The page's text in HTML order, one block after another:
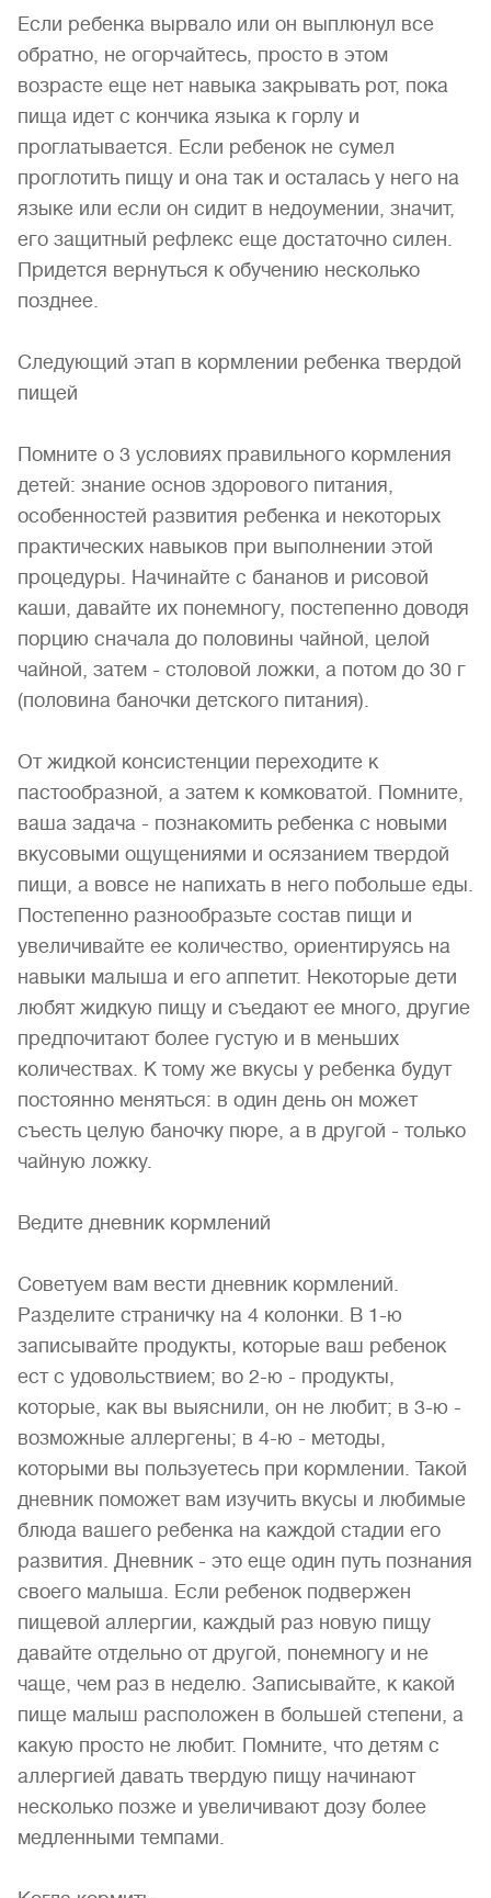
Если ребенка вырвало или он выплюнул все
обратно, не огорчайтесь, просто в этом
возрасте еще нет навыка закрывать рот, пока
пища идет с кончика языка к горлу и
проглатывается. Если ребенок не сумел
проглотить пищу и она так и осталась у него на
языке или если он сидит в недоумении, значит,
его защитный рефлекс еще достаточно силен.
Придется вернуться к обучению несколько
позднее.
Следующий этап в кормлении ребенка твердой
пищей
Помните о 3 условиях правильного кормления
детей: знание основ здорового питания,
особенностей развития ребенка и некоторых
практических навыков при выполнении этой
процедуры. Начинайте с бананов и рисовой
каши, давайте их понемногу, постепенно доводя
порцию сначала до половины чайной, целой
чайной, затем - столовой ложки, а потом до 30 г
(половина баночки детского питания).
От жидкой консистенции переходите к
пастообразной, а затем к комковатой. Помните,
ваша задача - познакомить ребенка с новыми
вкусовыми ощущениями и осязанием твердой
пищи, а вовсе не напихать в него побольше еды.
Постепенно разнообразьте состав пищи и
увеличивайте ее количество, ориентируясь на
навыки малыша и его аппетит. Некоторые дети
любят жидкую пищу и съедают ее много, другие
предпочитают более густую и в меньших
количествах. К тому же вкусы у ребенка будут
постоянно меняться: в один день он может
съесть целую баночку пюре, а в другой - только
чайную ложку.
Ведите дневник кормлений
Советуем вам вести дневник кормлений.
Разделите страничку на 4 колонки. В 1-ю
записывайте продукты, которые ваш ребенок
ест с удовольствием; во 2-ю - продукты,
которые, как вы выяснили, он не любит; в 3-ю -
возможные аллергены; в 4-ю - методы,
которыми вы пользуетесь при кормлении. Такой
дневник поможет вам изучить вкусы и любимые
блюда вашего ребенка на каждой стадии его
развития. Дневник - это еще один путь познания
своего малыша. Если ребенок подвержен
пищевой аллергии, каждый раз новую пищу
давайте отдельно от другой, понемногу и не
чаще, чем раз в неделю. Записывайте, к какой
пище малыш расположен в большей степени, а
какую просто не любит. Помните, что детям с
аллергией давать твердую пищу начинают
несколько позже и увеличивают дозу более
медленными темпами.